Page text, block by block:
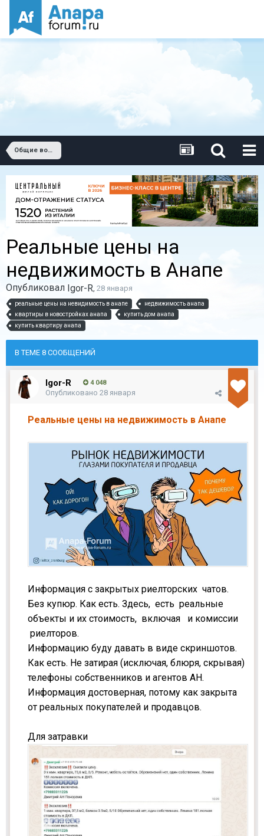
Общие вопросы о недвижимости в Анапе.
Реальные цены на
недвижимость в Анапе
Опубликовал Igor-R, 28 января
реальные цены на невидимость в анапе
недвижимость анапа
квартиры в новостройках анапа
купить дом анапа
купить квартиру анапа
В ТЕМЕ 8 СООБЩЕНИЙ
Igor-R 4 048
Опубликовано 28 января
Реальные цены на недвижимость в Анапе
Информация с закрытых риелторских чатов.
Без купюр. Как есть. Здесь, есть реальные
объекты и их стоимость, включая и комиссии
риелторов.
Информацию буду давать в виде скриншотов.
Как есть. Не затирая (исключая, блюря, скрывая)
телефоны собственников и агентов АН.
Информация достоверная, потому как закрыта
от реальных покупателей и продавцов.
Для затравки